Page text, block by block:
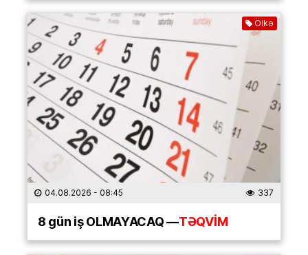
Ölkə
04.08.2026 - 08:45 337
8 gün iş OLMAYACAQ —TƏQVİM